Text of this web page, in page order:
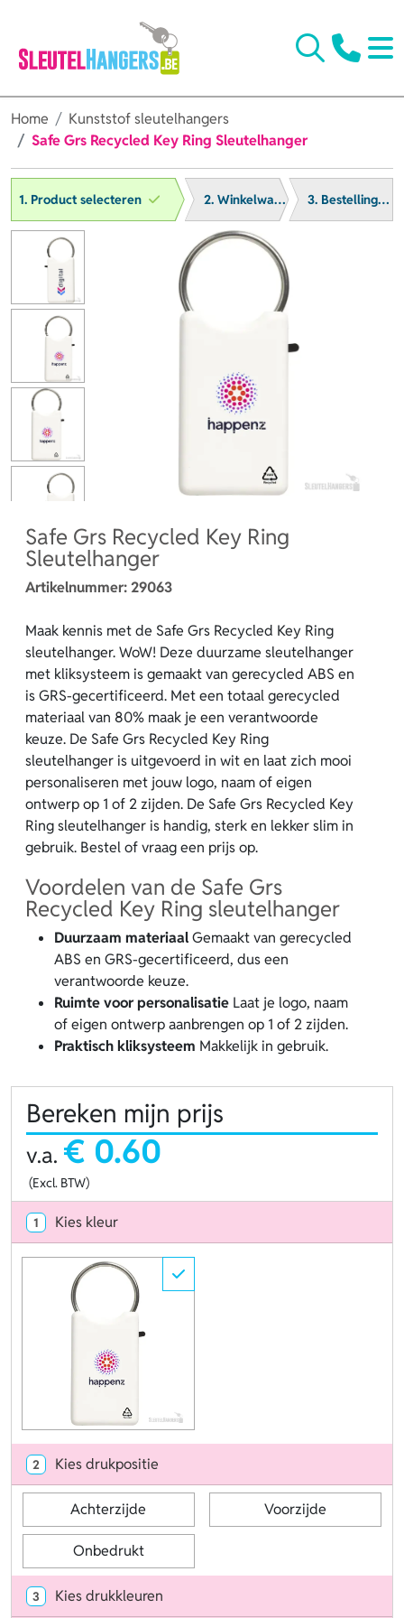
Home
Kunststof sleutelhangers
Safe Grs Recycled Key Ring Sleutelhanger
1. Product selecteren 2. Winkelwagen 3. Bestelling afronden
Safe Grs Recycled Key Ring
Sleutelhanger
Artikelnummer:29063
Maak kennis met de Safe Grs Recycled Key Ring
sleutelhanger. WoW! Deze duurzame sleutelhanger
met kliksysteem is gemaakt van gerecycled ABS en
is GRS-gecertificeerd. Met een totaal gerecycled
materiaal van 80% maak je een verantwoorde
keuze. De Safe Grs Recycled Key Ring
sleutelhanger is uitgevoerd in wit en laat zich mooi
personaliseren met jouw logo, naam of eigen
ontwerp op 1 of 2 zijden. De Safe Grs Recycled Key
Ring sleutelhanger is handig, sterk en lekker slim in
gebruik. Bestel of vraag een prijs op.
Voordelen van de Safe Grs
Recycled Key Ring sleutelhanger
Duurzaam materiaalGemaakt van gerecycled
ABS en GRS-gecertificeerd, dus een
verantwoorde keuze.
Ruimte voor personalisatie Laat je logo, naam
of eigen ontwerp aanbrengen op 1 of 2 zijden.
Praktisch kliksysteem Makkelijk in gebruik.
Bereken mijn prijs
v.a. € 0.60
(Excl. BTW)
1 Kies kleur
2 Kies drukpositie
Achterzijde Voorzijde
Onbedrukt
3 Kies drukkleuren